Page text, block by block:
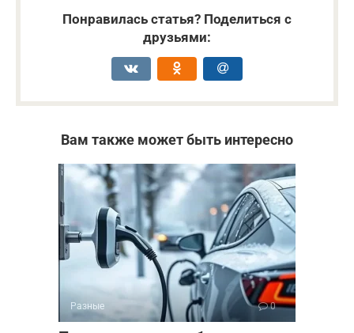
Понравилась статья? Поделиться с
друзьями:
Вам также может быть интересно
Разные 0